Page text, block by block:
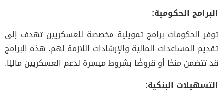
البرامج الحكومية:
توفر الحكومات برامج تمويلية مخصصة للعسكريين تهدف إلى
تقديم المساعدات المالية والإرشادات اللازمة لهم. هذه البرامج
قد تتضمن منحًا أو قروضًا بشروط ميسرة لدعم العسكريين ماليًا.
التسهيلات البنكية: